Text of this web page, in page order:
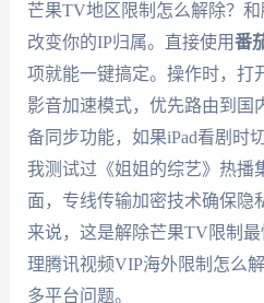
芒果TV地区限制怎么解除？
改变你的IP归属。直接使用番
项就能一键搞定。操作时，打
影音加速模式，优先路由到国
备同步功能，如果iPad看剧时
我测试过《姐姐的综艺》热播
面，专线传输加密技术确保隐
来说，这是解除芒果TV限制
理腾讯视频VIP海外限制怎么
多平台问题。